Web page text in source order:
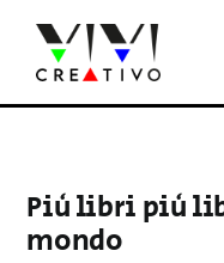
contenuto
Più libri più
mondo